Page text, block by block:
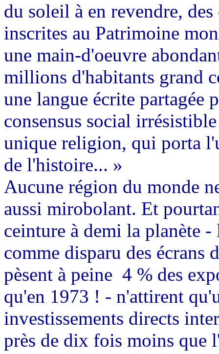
du soleil à en revendre,
inscrites au Patrimoine
une main-d'oeuvre
millions d'habitants grand
une langue écrite partagée
consensus social
unique religion, qui porta
de l'histoire... »
Aucune région du monde
aussi mirobolant. Et
ceinture à demi la planète
comme disparu des écrans
pèsent à peine 4 % des
qu'en 1973 ! - n'attirent
investissements directs
près de dix fois moins que